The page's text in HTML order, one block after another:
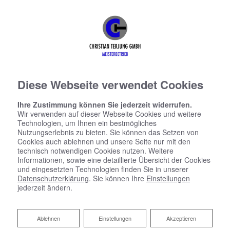
Diese Webseite verwendet Cookies
Ihre Zustimmung können Sie jederzeit widerrufen.
Wir verwenden auf dieser Webseite Cookies und weitere
Technologien, um Ihnen ein bestmögliches
Nutzungserlebnis zu bieten. Sie können das Setzen von
Cookies auch ablehnen und unsere Seite nur mit den
technisch notwendigen Cookies nutzen. Weitere
Informationen, sowie eine detaillierte Übersicht der Cookies
und eingesetzten Technologien finden Sie in unserer
Datenschutzerklärung. Sie können Ihre Einstellungen
jederzeit ändern.
Akzeptieren
Einstellungen
Ablehnen
Ablehnen